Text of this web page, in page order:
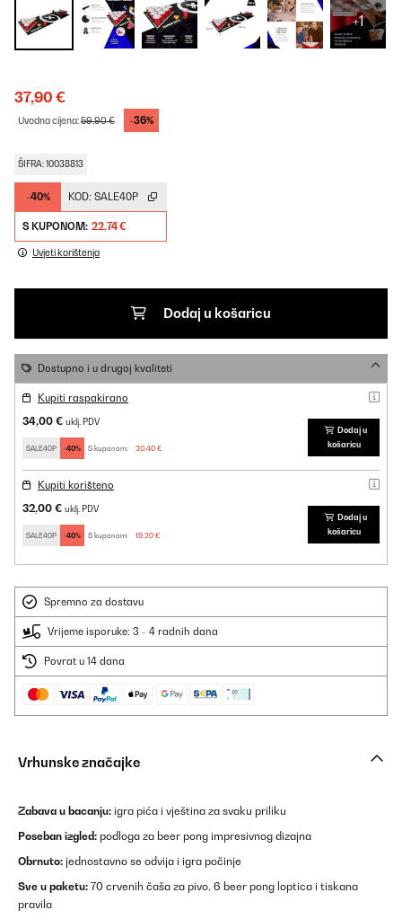
+1
37,90 €
Uvodna cijena:59,90 € -36%
ŠIFRA: 10038813
-40% KOD: SALE40P
S KUPONOM: 22,74 €
Uvjeti korištenja
Dodaj u košaricu
Dostupno i u drugoj kvaliteti
Kupiti raspakirano
34,00 € uklj. PDV
SALE40P -40% S kuponom: 20,40 €
Dodaj u
košaricu
Kupiti korišteno
32,00 € uklj. PDV
SALE40P -40% S kuponom: 19,20 €
Dodaj u
košaricu
Spremno za dostavu
Vrijeme isporuke: 3 - 4 radnih dana
Povrat u 14 dana
Vrhunske značajke
Zabava u bacanju: igra pića i vještina za svaku priliku
Poseban izgled: podloga za beer pong impresivnog dizajna
Obrnuto: jednostavno se odvija i igra počinje
Sve u paketu: 70 crvenih čaša za pivo, 6 beer pong loptica i tiskana
pravila